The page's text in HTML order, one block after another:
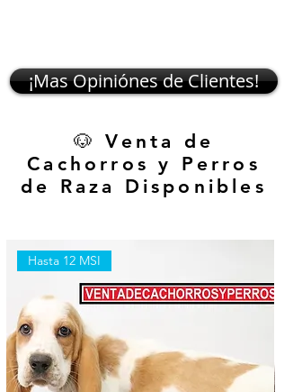
¡Mas Opiniónes de Clientes!
🐶 Venta de
Cachorros y Perros
de Raza Disponibles
Hasta 12 MSI